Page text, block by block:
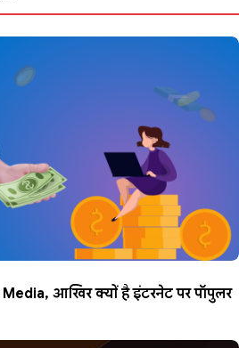
आखिर क्यों है इंटरनेट पर पॉपुलर